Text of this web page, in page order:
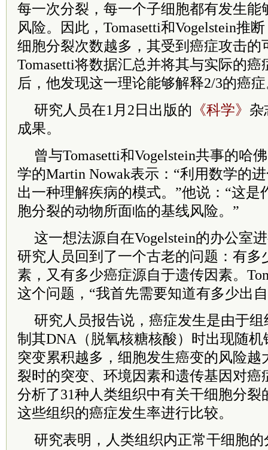
每一次分裂，每一个子细胞都有发生能
风险。因此，Tomasetti和Vogelstein推
细胞分裂次数越多，其受到癌症攻击的
Tomasetti将数据汇总并将其与实际的
后，他发现这一理论能够解释2/3的癌
研究人员在1月2日出版的 《科学》 杂
成果。
曾与Tomasetti和Vogelstein共事的哈
学的Martin Nowak表示：“利用数学的
出一种理解疾病的模式。”他说：“这是
胞分裂的动物所面临的基线风险。”
这一想法源自在Vogelstein的办公室
研究人员回到了一个古老的问题：有多
素，又有多少癌症源自于遗传因素。
这个问题，“我首先需要知道有多少出
研究人员报告说，癌症发生是由于
制其DNA（脱氧核糖核酸）时出现随
突变累积越多，细胞发生癌变的风险越
裂时的突变、环境因素和遗传基因对癌
分析了31种人类组织中有关干细胞分裂
这些组织的癌症发生率进行比较。
研究表明，人类组织内正常干细胞